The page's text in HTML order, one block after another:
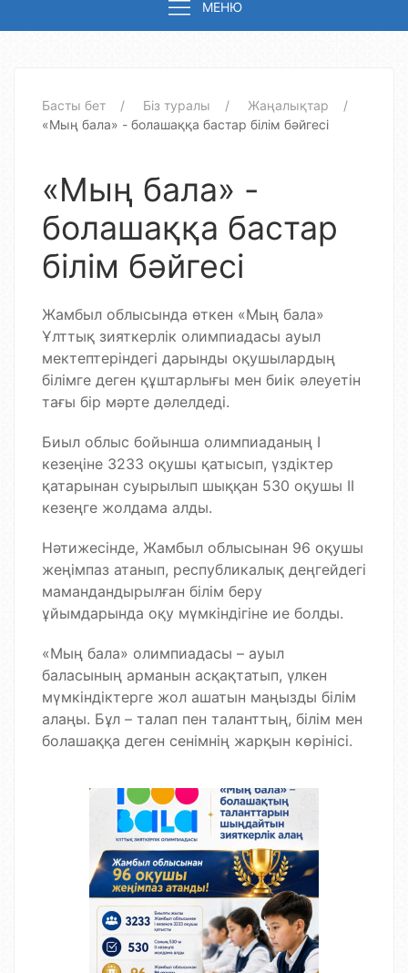
МЕНЮ
Басты бет Біз туралы
Жаңалықтар
«Мың бала» - болашаққа бастар білім бәйгесі
«Мың бала» -
болашаққа бастар
білім бәйгесі
Жамбыл облысында өткен «Мың бала»
Ұлттық зияткерлік олимпиадасы ауыл
мектептеріндегі дарынды оқушылардың
білімге деген құштарлығы мен биік әлеуетін
тағы бір мәрте дәлелдеді.
Биыл облыс бойынша олимпиаданың І
кезеңіне 3233 оқушы қатысып, үздіктер
қатарынан суырылып шыққан 530 оқушы ІІ
кезеңге жолдама алды.
Нәтижесінде, Жамбыл облысынан 96 оқушы
жеңімпаз атанып, республикалық деңгейдегі
мамандандырылған білім беру
ұйымдарында оқу мүмкіндігіне ие болды.
«Мың бала» олимпиадасы – ауыл
баласының арманын асқақтатып, үлкен
мүмкіндіктерге жол ашатын маңызды білім
алаңы. Бұл – талап пен таланттың, білім мен
болашаққа деген сенімнің жарқын көрінісі.